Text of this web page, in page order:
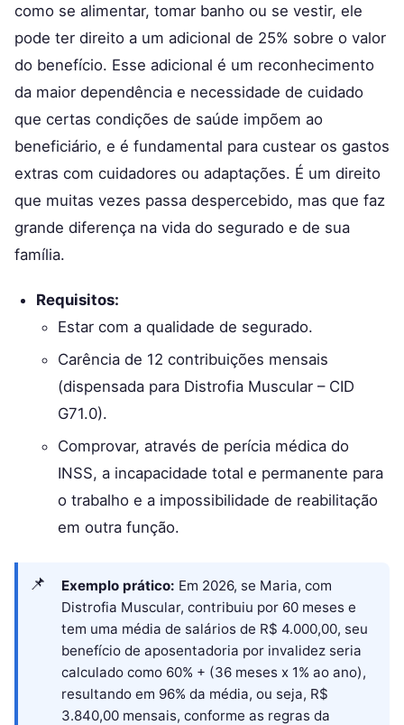
como se alimentar, tomar banho ou se vestir, ele
pode ter direito a um adicional de 25% sobre o valor
do benefício. Esse adicional é um reconhecimento
da maior dependência e necessidade de cuidado
que certas condições de saúde impõem ao
beneficiário, e é fundamental para custear os gastos
extras com cuidadores ou adaptações. É um direito
que muitas vezes passa despercebido, mas que faz
grande diferença na vida do segurado e de sua
família.
Requisitos:
Estar com a qualidade de segurado.
Carência de 12 contribuições mensais
(dispensada para Distrofia Muscular – CID
G71.0).
Comprovar, através de perícia médica do
INSS, a incapacidade total e permanente para
o trabalho e a impossibilidade de reabilitação
em outra função.
Exemplo prático: Em 2026, se Maria, com
Distrofia Muscular, contribuiu por 60 meses e
tem uma média de salários de R$ 4.000,00, seu
benefício de aposentadoria por invalidez seria
calculado como 60% + (36 meses x 1% ao ano),
resultando em 96% da média, ou seja, R$
3.840,00 mensais, conforme as regras da